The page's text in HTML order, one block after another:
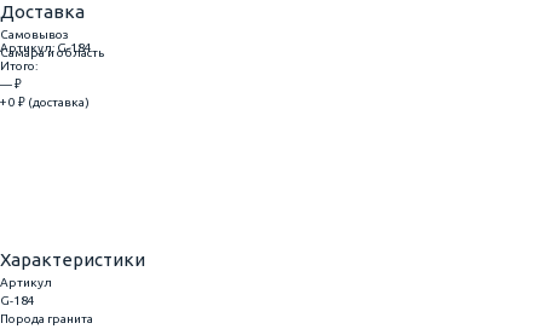
Доставка
Самовывоз
Самара и область
Артикул: G-184
Итого:
— ₽
+ 0 ₽ (доставка)
Характеристики
Артикул
G-184
Порода гранита